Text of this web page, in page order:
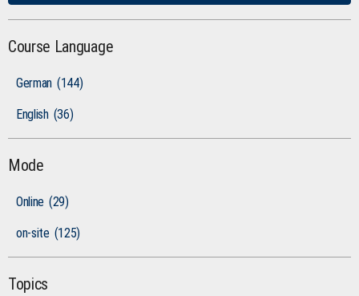
Course Language
German (144)
English (36)
Mode
Online (29)
on-site (125)
Topics